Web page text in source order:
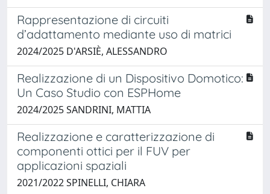
Rappresentazione di circuiti
d’adattamento mediante uso di matrici
2024/2025 D'ARSIÈ, ALESSANDRO
Realizzazione di un Dispositivo Domotico:
Un Caso Studio con ESPHome
2024/2025 SANDRINI, MATTIA
Realizzazione e caratterizzazione di
componenti ottici per il FUV per
applicazioni spaziali
2021/2022 SPINELLI, CHIARA